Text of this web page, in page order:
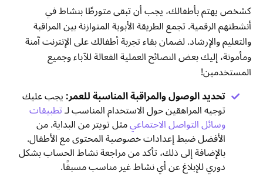
كشخص يهتم بأطفالك، يجب أن تبقى متورطًا بنشاط في
أنشطتهم الرقمية. تجمع الطريقة الأبوية المتوازنة بين المراقبة
والتعليم والإرشاد. لضمان بقاء تجربة أطفالك على الإنترنت آمنة
ومأمونة، إليك بعض النصائح العملية الفعالة للآباء وجميع
المستخدمين!
تحديد الوصول والمراقبة المناسبة للعمر:يجب عليك
توجيه المراهقين حول الاستخدام المناسب لـتطبيقات
وسائل التواصل الاجتماعيمثل تويتر من البداية. من
الأفضل ضبط إعدادات خصوصية المحتوى مع الأطفال.
بالإضافة إلى ذلك، تأكد من مراجعة نشاط الحساب بشكل
دوري للإبلاغ عن أي نشاط غير مناسب مسبقًا.